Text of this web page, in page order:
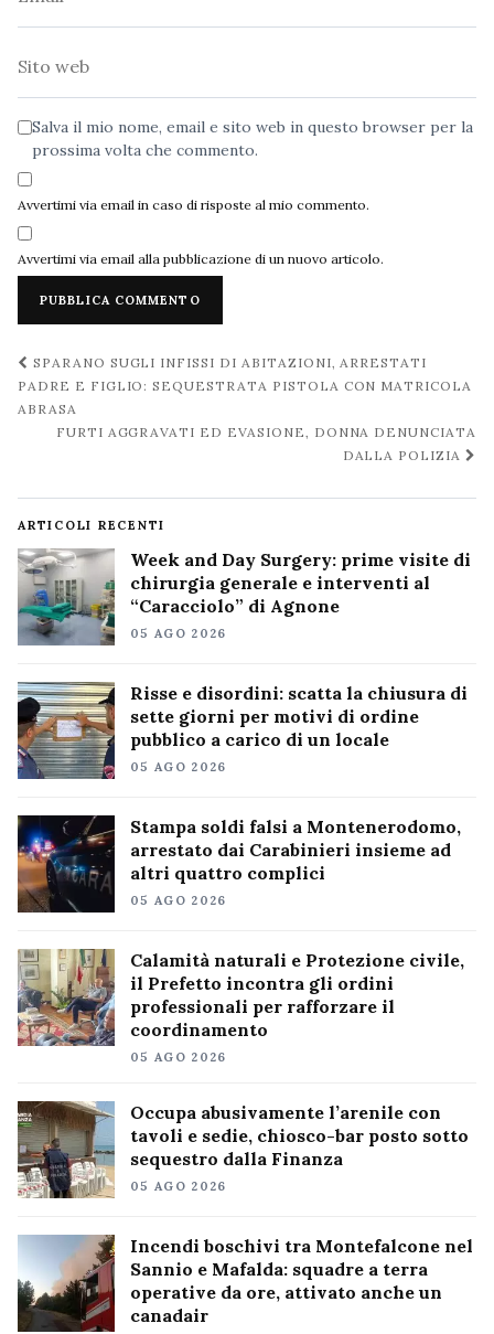
Salva il mio nome, email e sito web in questo browser per la
prossima volta che commento.
Avvertimi via email in caso di risposte al mio commento.
Avvertimi via email alla pubblicazione di un nuovo articolo.
Navigazione
post
SPARANO SUGLI INFISSI DI ABITAZIONI, ARRESTATI
PADRE E FIGLIO: SEQUESTRATA PISTOLA CON MATRICOLA
ABRASA
FURTI AGGRAVATI ED EVASIONE, DONNA DENUNCIATA
DALLA POLIZIA
ARTICOLI RECENTI
Week and Day Surgery: prime visite di
chirurgia generale e interventi al
“Caracciolo” di Agnone
05 AGO 2026
Risse e disordini: scatta la chiusura di
sette giorni per motivi di ordine
pubblico a carico di un locale
05 AGO 2026
Stampa soldi falsi a Montenerodomo,
arrestato dai Carabinieri insieme ad
altri quattro complici
05 AGO 2026
Calamità naturali e Protezione civile,
il Prefetto incontra gli ordini
professionali per rafforzare il
coordinamento
05 AGO 2026
Occupa abusivamente l’arenile con
tavoli e sedie, chiosco-bar posto sotto
sequestro dalla Finanza
05 AGO 2026
Incendi boschivi tra Montefalcone nel
Sannio e Mafalda: squadre a terra
operative da ore, attivato anche un
canadair